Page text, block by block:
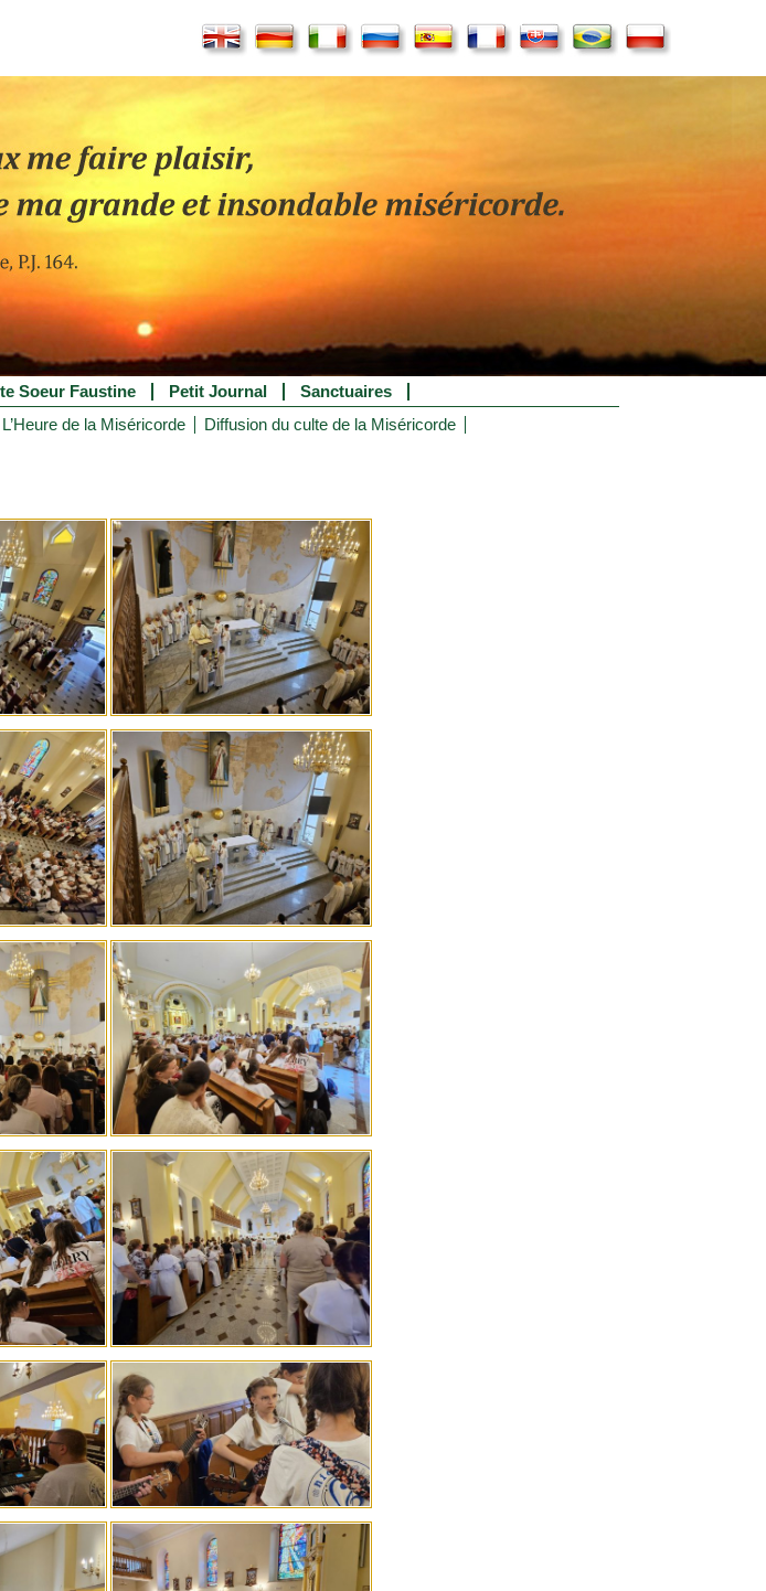
Soeur Faustine Petit Journal
Sanctuaires
L’Heure de la Miséricorde Diffusion du culte de la Miséricorde